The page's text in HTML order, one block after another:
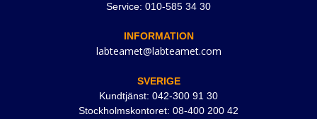
Service: 010-585 34 30
INFORMATION
labteamet@labteamet.com
SVERIGE
Kundtjänst: 042-300 91 30
Stockholmskontoret: 08-400 200 42